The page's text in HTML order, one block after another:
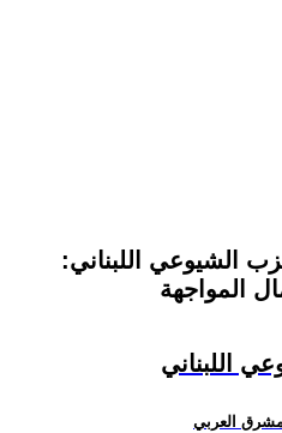
الشيوعي اللبناني:
المواجهة
اللبناني
العربي